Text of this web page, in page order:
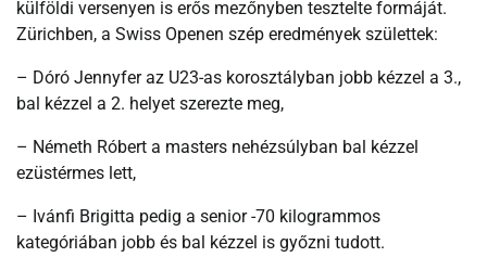
külföldi versenyen is erős mezőnyben tesztelte formáját.
Zürichben, a Swiss Openen szép eredmények születtek:
– Dóró Jennyfer az U23-as korosztályban jobb kézzel a 3.,
bal kézzel a 2. helyet szerezte meg,
– Németh Róbert a masters nehézsúlyban bal kézzel
ezüstérmes lett,
– Ivánfi Brigitta pedig a senior -70 kilogrammos
kategóriában jobb és bal kézzel is győzni tudott.